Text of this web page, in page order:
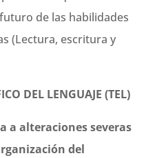
de las habilidades
(Lectura, escritura y
DEL LENGUAJE (TEL)
a alteraciones severas
del